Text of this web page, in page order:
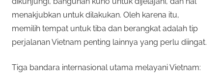
menakjubkan untuk dilakukan. Oleh karena itu,
memilih tempat untuk tiba dan berangkat adalah tip
perjalanan Vietnam penting lainnya yang perlu diingat.
Tiga bandara internasional utama melayani Vietnam: